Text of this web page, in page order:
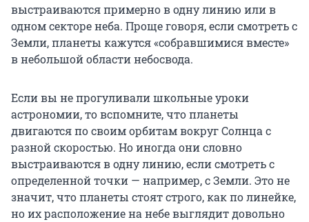
выстраиваются примерно в одну линию или в
одном секторе неба. Проще говоря, если смотреть с
Земли, планеты кажутся «собравшимися вместе»
в небольшой области небосвода.
Если вы не прогуливали школьные уроки
астрономии, то вспомните, что планеты
двигаются по своим орбитам вокруг Солнца с
разной скоростью. Но иногда они словно
выстраиваются в одну линию, если смотреть с
определенной точки — например, с Земли. Это не
значит, что планеты стоят строго, как по линейке,
но их расположение на небе выглядит довольно